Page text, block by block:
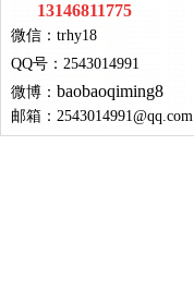
13146811775
微信： trhy18
QQ号 ： 2543014991
微博： baobaoqiming8
邮箱： 2543014991@qq.com